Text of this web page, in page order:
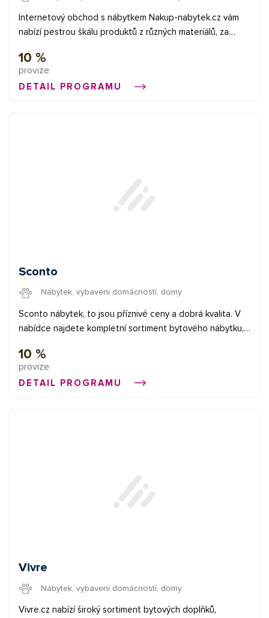
Internetový obchod s nábytkem Nakup-nabytek.cz vám
nabízí pestrou škálu produktů z různých materiálů, za
jednoduchý prodej nebo i výprodej nábytku za akční ceny.
10 %
provize
DETAIL PROGRAMU
Sconto
Nábytek, vybavení domácností, domy
Sconto nábytek, to jsou příznivé ceny a dobrá kvalita. V
nabídce najdete kompletní sortiment bytového nábytku,
konferenční stolky, ložnice, matrace a mnoho dalšího.
10 %
provize
DETAIL PROGRAMU
Vivre
Nábytek, vybavení domácností, domy
Vivre.cz nabízí široký sortiment bytových doplňků,